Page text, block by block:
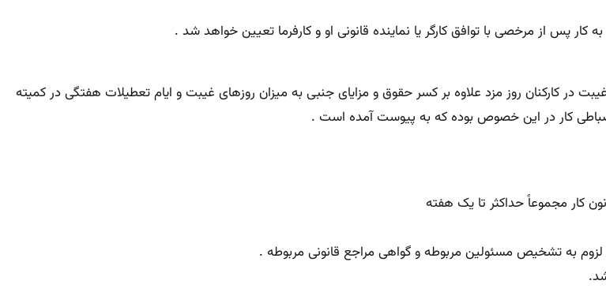
در کارکنان روز مزد علاوه بر کسر حقوق و مزایای جنبی به میزان روزهای غیبت و ایام تعطیلات هفتگی در کمیته
کار در این خصوص بوده که به پیوست آمده است .
به تشخیص مسئولین مربوطه و گواهی مراجع قانونی مربوطه .